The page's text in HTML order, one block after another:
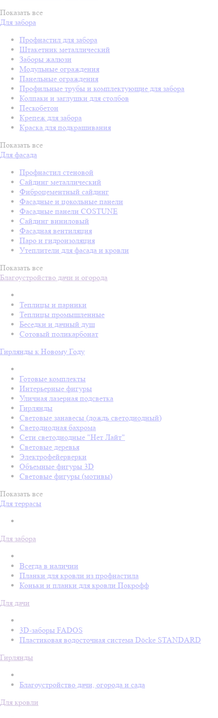
Показать все
Для забора
Профнастил для забора
Штакетник металлический
Заборы жалюзи
Модульные ограждения
Панельные ограждения
Профильные трубы и комплектующие для забора
Колпаки и заглушки для столбов
Пескобетон
Крепеж для забора
Краска для подкрашивания
Показать все
Для фасада
Профнастил стеновой
Сайдинг металлический
Фиброцементный сайдинг
Фасадные и цокольные панели
Фасадные панели COSTUNE
Сайдинг виниловый
Фасадная вентиляция
Паро и гидроизоляция
Утеплители для фасада и кровли
Показать все
Благоустройство дачи и огорода
Теплицы и парники
Теплицы промышленные
Беседки и дачный душ
Сотовый поликарбонат
Гирлянды к Новому Году
Готовые комплекты
Интерьерные фигуры
Уличная лазерная подсветка
Гирлянды
Световые занавесы (дождь светодиодный)
Светодиодная бахрома
Сети светодиодные "Нет Лайт"
Световые деревья
Электрофейерверки
Объемные фигуры 3D
Световые фигуры (мотивы)
Показать все
Для террасы
Для забора
Всегда в наличии
Планки для кровли из профнастила
Коньки и планки для кровли Покрофф
Для дачи
3D-заборы FADOS
Пластиковая водосточная система Döcke STANDARD
Гирлянды
Благоустройство дачи, огорода и сада
Для кровли